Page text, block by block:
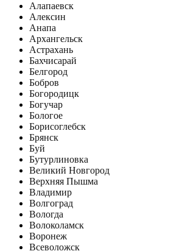
Алапаевск
Алексин
Анапа
Архангельск
Астрахань
Бахчисарай
Белгород
Бобров
Богородицк
Богучар
Бологое
Борисоглебск
Брянск
Буй
Бутурлиновка
Великий Новгород
Верхняя Пышма
Владимир
Волгоград
Вологда
Волоколамск
Воронеж
Всеволожск